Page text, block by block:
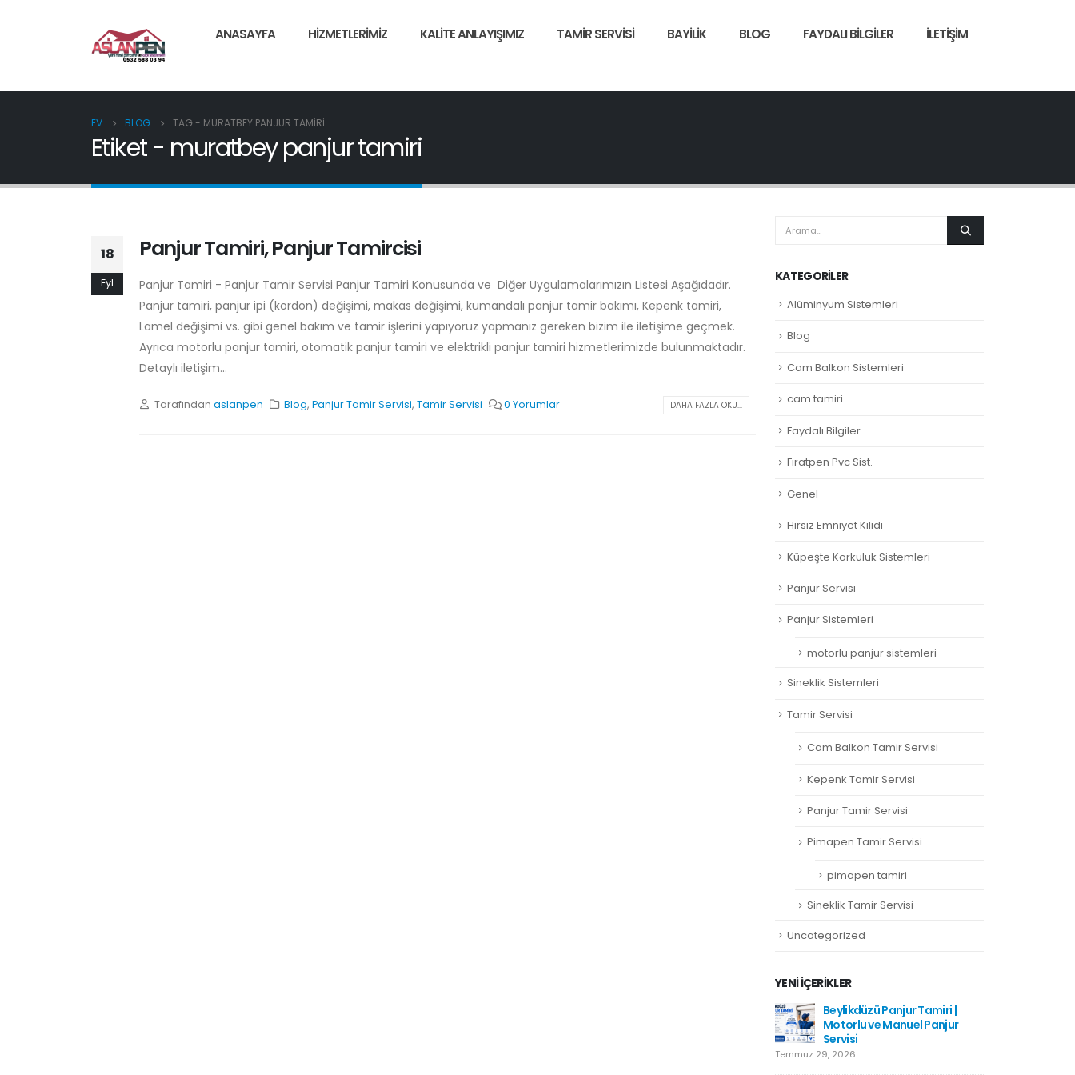
ANASAYFA HIZMETLERIMIZ KALITE ANLAYIŞIMIZ TAMIR SERVISI BAYILIK BLOG FAYDALI BILGILER İLETIŞIM
EV BLOG TAG - MURATBEY PANJUR TAMIRI
Etiket - muratbey panjur tamiri
18
Eyl
Panjur Tamiri, Panjur Tamircisi
Panjur Tamiri - Panjur Tamir Servisi Panjur Tamiri Konusunda ve Diğer Uygulamalarımızın Listesi Aşağıdadır.
Panjur tamiri, panjur ipi (kordon) değişimi, makas değişimi, kumandalı panjur tamir bakımı, Kepenk tamiri,
Lamel değişimi vs. gibi genel bakım ve tamir işlerini yapıyoruz yapmanız gereken bizim ile iletişime geçmek.
Ayrıca motorlu panjur tamiri, otomatik panjur tamiri ve elektrikli panjur tamiri hizmetlerimizde bulunmaktadır.
Detaylı iletişim...
Tarafından aslanpen Blog,Panjur Tamir Servisi,Tamir Servisi 0 Yorumlar DAHA FAZLA OKU...
KATEGORILER
Alüminyum Sistemleri
Blog
Cam Balkon Sistemleri
cam tamiri
Faydalı Bilgiler
Fıratpen Pvc Sist.
Genel
Hırsız Emniyet Kilidi
Küpeşte Korkuluk Sistemleri
Panjur Servisi
Panjur Sistemleri
motorlu panjur sistemleri
Sineklik Sistemleri
Tamir Servisi
Cam Balkon Tamir Servisi
Kepenk Tamir Servisi
Panjur Tamir Servisi
Pimapen Tamir Servisi
pimapen tamiri
Sineklik Tamir Servisi
Uncategorized
YENI İÇERIKLER
Beylikdüzü Panjur Tamiri |
Motorlu ve Manuel Panjur
Servisi
Temmuz 29, 2026